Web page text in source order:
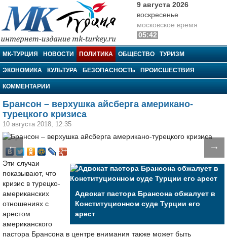
МК-Турция
9 августа 2026
воскресенье
московское время
05:42
МК-ТУРЦИЯ НОВОСТИ ПОЛИТИКА ОБЩЕСТВО ТУРИЗМ
ЭКОНОМИКА КУЛЬТУРА БЕЗОПАСНОСТЬ ПРОИСШЕСТВИЯ
КОММЕНТАРИИ
Брансон – верхушка айсберга американо-
турецкого кризиса
10 августа 2018, 12:35
← →
Адвокат пастора Брансона обжалует в
Конституционном суде Турции его
арест
Эти случаи
показывают, что
кризис в турецко-
американских
отношениях с
арестом
американского
пастора Брансона в центре внимания также может быть